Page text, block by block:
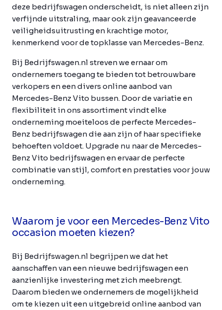
deze bedrijfswagen onderscheidt, is niet alleen zijn
verfijnde uitstraling, maar ook zijn geavanceerde
veiligheidsuitrusting en krachtige motor,
kenmerkend voor de topklasse van Mercedes-Benz.
Bij Bedrijfswagen.nl streven we ernaar om
ondernemers toegang te bieden tot betrouwbare
verkopers en een divers online aanbod van
Mercedes-Benz Vito bussen. Door de variatie en
flexibiliteit in ons assortiment vindt elke
onderneming moeiteloos de perfecte Mercedes-
Benz bedrijfswagen die aan zijn of haar specifieke
behoeften voldoet. Upgrade nu naar de Mercedes-
Benz Vito bedrijfswagen en ervaar de perfecte
combinatie van stijl, comfort en prestaties voor jouw
onderneming.
Waarom je voor een Mercedes-Benz Vito
occasion moeten kiezen?
Bij Bedrijfswagen.nl begrijpen we dat het
aanschaffen van een nieuwe bedrijfswagen een
aanzienlijke investering met zich meebrengt.
Daarom bieden we ondernemers de mogelijkheid
om te kiezen uit een uitgebreid online aanbod van